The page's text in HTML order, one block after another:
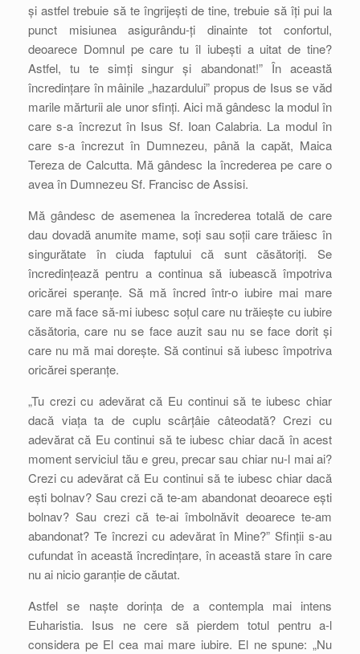
și astfel trebuie să te îngrijești de tine, trebuie să îți pui la
punct misiunea asigurându-ți dinainte tot confortul,
deoarece Domnul pe care tu îl iubești a uitat de tine?
Astfel, tu te simți singur și abandonat!” În această
încredințare în mâinile „hazardului” propus de Isus se văd
marile mărturii ale unor sfinți. Aici mă gândesc la modul în
care s-a încrezut în Isus Sf. Ioan Calabria. La modul în
care s-a încrezut în Dumnezeu, până la capăt, Maica
Tereza de Calcutta. Mă gândesc la încrederea pe care o
avea în Dumnezeu Sf. Francisc de Assisi.
Mă gândesc de asemenea la încrederea totală de care
dau dovadă anumite mame, soți sau soții care trăiesc în
singurătate în ciuda faptului că sunt căsătoriți. Se
încredințează pentru a continua să iubească împotriva
oricărei speranțe. Să mă încred într-o iubire mai mare
care mă face să-mi iubesc soțul care nu trăiește cu iubire
căsătoria, care nu se face auzit sau nu se face dorit și
care nu mă mai dorește. Să continui să iubesc împotriva
oricărei speranțe.
„Tu crezi cu adevărat că Eu continui să te iubesc chiar
dacă viața ta de cuplu scârțâie câteodată? Crezi cu
adevărat că Eu continui să te iubesc chiar dacă în acest
moment serviciul tău e greu, precar sau chiar nu-l mai ai?
Crezi cu adevărat că Eu continui să te iubesc chiar dacă
ești bolnav? Sau crezi că te-am abandonat deoarece ești
bolnav? Sau crezi că te-ai îmbolnăvit deoarece te-am
abandonat? Te încrezi cu adevărat în Mine?” Sfinții s-au
cufundat în această încredințare, în această stare în care
nu ai nicio garanție de căutat.
Astfel se naște dorința de a contempla mai intens
Euharistia. Isus ne cere să pierdem totul pentru a-l
considera pe El cea mai mare iubire. El ne spune: „Nu